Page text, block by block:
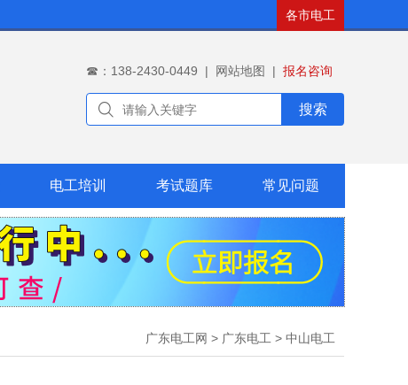
各市电工
☎：138-2430-0449 | 网站地图 | 报名咨询
搜索
电工培训 考试题库 常见问题
广东电工网 > 广东电工 > 中山电工